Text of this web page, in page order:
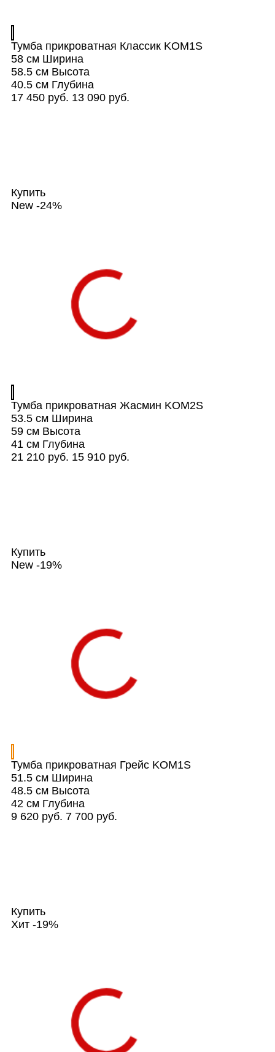
Тумба прикроватная Классик KOM1S
58 смШирина
58.5 смВысота
40.5 смГлубина
17 450 руб. 13 090 руб.
Купить
New -24%
Тумба прикроватная Жасмин KOM2S
53.5 смШирина
59 смВысота
41 смГлубина
21 210 руб. 15 910 руб.
Купить
New -19%
Тумба прикроватная Грейс KOM1S
51.5 смШирина
48.5 смВысота
42 смГлубина
9 620 руб. 7 700 руб.
Купить
Хит -19%